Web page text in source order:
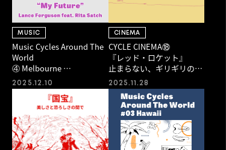
MUSIC
Music Cycles Around The
World
④ Melbourne
Lance Ferguson feat. Rita
Satch “My Future”
2025.12.10
CINEMA
CYCLE CINEMA⑱
『レッド・ロケット』
止まらない、ギリギリの速
度で
2025.11.28